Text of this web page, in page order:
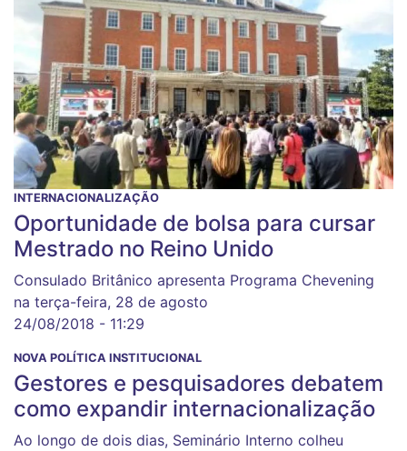
INTERNACIONALIZAÇÃO
Oportunidade de bolsa para cursar
Mestrado no Reino Unido
Consulado Britânico apresenta Programa Chevening
na terça-feira, 28 de agosto
24/08/2018 - 11:29
NOVA POLÍTICA INSTITUCIONAL
Gestores e pesquisadores debatem
como expandir internacionalização
Ao longo de dois dias, Seminário Interno colheu